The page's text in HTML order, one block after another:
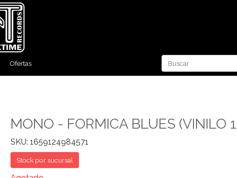
Ofertas
MONO - FORMICA BLUES (VINILO
SKU: 1659124984571
Stock por sucursal